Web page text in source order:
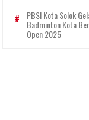
PBSI Kota Solok
Badminton Kota
Open 2025